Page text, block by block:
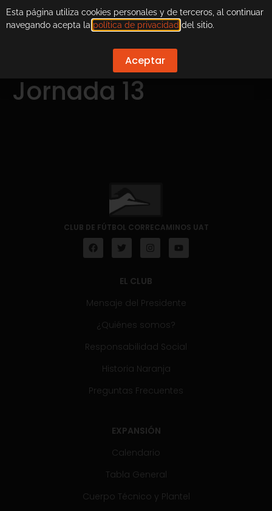
Jornada 13
CLUB DE FÚTBOL CORRECAMINOS UAT
EL CLUB
Mensaje del Presidente
¿Quiénes somos?
Responsabilidad Social
Historia Naranja
Preguntas Frecuentes
EXPANSIÓN
Calendario
Tabla General
Cuerpo Técnico y Plantel
Esta página utiliza cookies personales y de terceros, al continuar
navegando acepta la política de privacidad del sitio.
Aceptar